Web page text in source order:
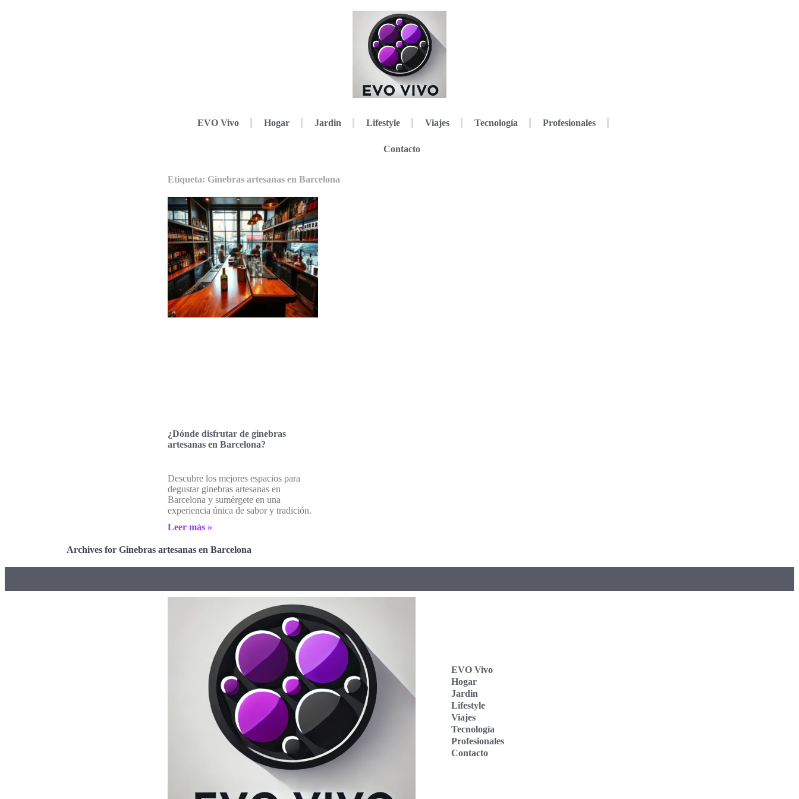
EVO Vivo Hogar Jardin Lifestyle Viajes Tecnología Profesionales
Contacto
Etiqueta: Ginebras artesanas en Barcelona
¿Dónde disfrutar de ginebras
artesanas en Barcelona?
Descubre los mejores espacios para
degustar ginebras artesanas en
Barcelona y sumérgete en una
experiencia única de sabor y tradición.
Leer más »
Archives for Ginebras artesanas en Barcelona
EVO Vivo
Hogar
Jardin
Lifestyle
Viajes
Tecnología
Profesionales
Contacto